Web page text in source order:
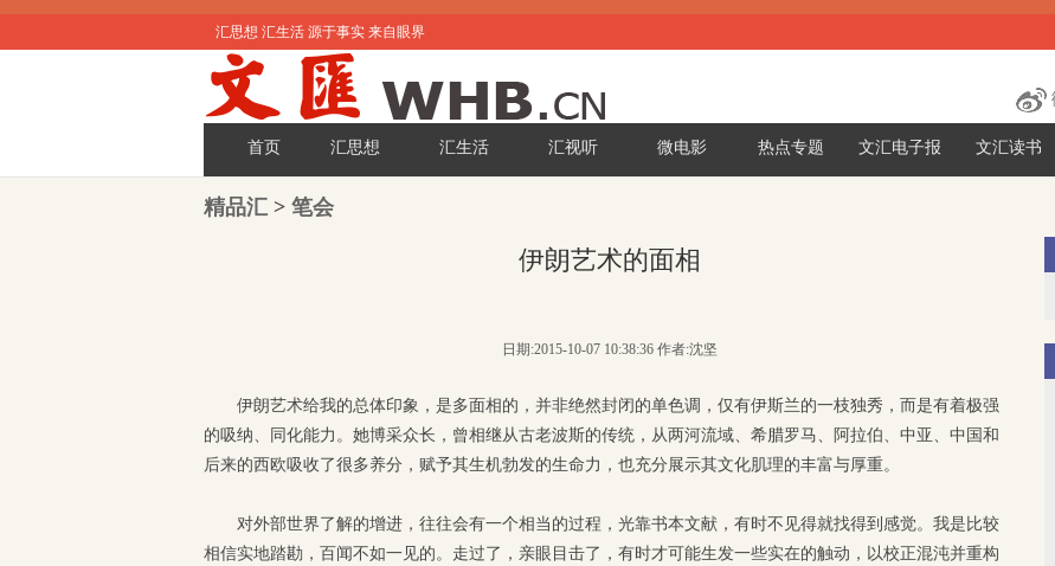
汇思想 汇生活 源于事实 来自眼界
首页 汇思想 汇生活 汇视听 微电影 热点专题 文汇电子报 文汇读书
精品汇 > 笔会
伊朗艺术的面相
日期:2015-10-07 10:38:36 作者:沈坚
伊朗艺术给我的总体印象，是多面相的，并非绝然封闭的单色调，仅有伊斯兰的一枝独秀，而是有着极强
的吸纳、同化能力。她博采众长，曾相继从古老波斯的传统，从两河流域、希腊罗马、阿拉伯、中亚、中国和
后来的西欧吸收了很多养分，赋予其生机勃发的生命力，也充分展示其文化肌理的丰富与厚重。
对外部世界了解的增进，往往会有一个相当的过程，光靠书本文献，有时不见得就找得到感觉。我是比较
相信实地踏勘，百闻不如一见的。走过了，亲眼目击了，有时才可能生发一些实在的触动，以校正混沌并重构